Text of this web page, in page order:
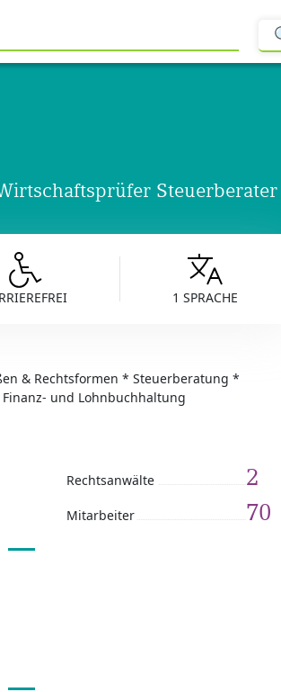
Steuerberater
1 SPRACHE
& Rechtsformen * Steuerberatung *
und Lohnbuchhaltung
Rechtsanwälte 2
Mitarbeiter 70